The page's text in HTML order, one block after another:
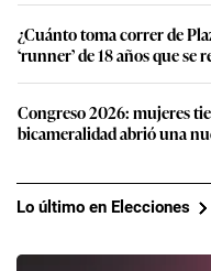
¿Cuánto toma correr de
‘runner’ de 18 años que se
Congreso 2026: mujeres
bicameralidad abrió una
Lo último en Elecciones